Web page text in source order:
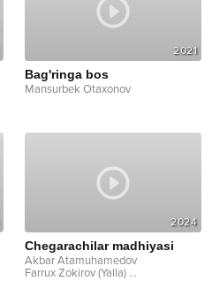
2021
Bag'ringa bos
Mansurbek Otaxonov
2024
Chegarachilar madhiyasi
Akbar Atamuhamedov
Farrux Zokirov (Yalla) ...